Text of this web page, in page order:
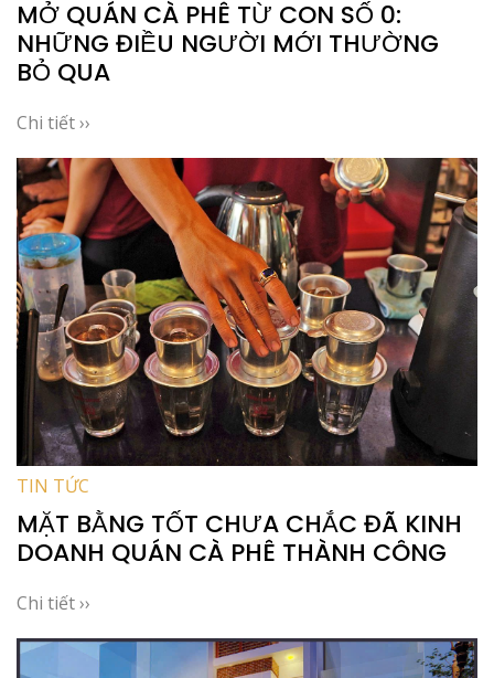
MỞ QUÁN CÀ PHÊ TỪ CON SỐ 0:
NHỮNG ĐIỀU NGƯỜI MỚI THƯỜNG
BỎ QUA
Chi tiết ››
TIN TỨC
MẶT BẰNG TỐT CHƯA CHẮC ĐÃ KINH
DOANH QUÁN CÀ PHÊ THÀNH CÔNG
Chi tiết ››